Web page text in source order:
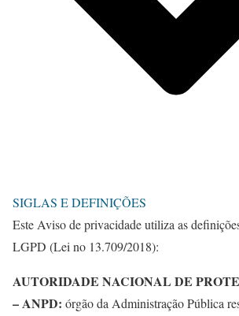
SIGLAS E DEFINIÇÕES
Este Aviso de privacidade utiliza as
LGPD (Lei no 13.709/2018):
AUTORIDADE NACIONAL DE
– ANPD: órgão da Administração Pública